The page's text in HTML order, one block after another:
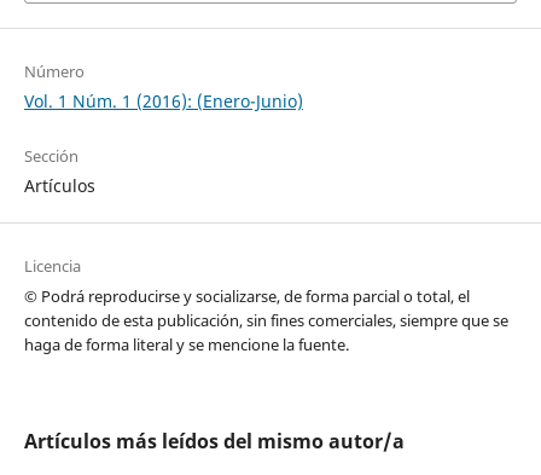
Número
Vol. 1 Núm. 1 (2016): (Enero-Junio)
Sección
Artículos
Licencia
© Podrá reproducirse y socializarse, de forma parcial o total, el
contenido de esta publicación, sin fines comerciales, siempre que se
haga de forma literal y se mencione la fuente.
Artículos más leídos del mismo autor/a